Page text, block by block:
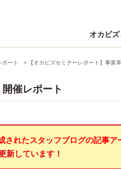
オカビ
ポート > 【オカビズセミナーレポート】事業
催レポート
れたスタッフブログの記事ア
新しています！